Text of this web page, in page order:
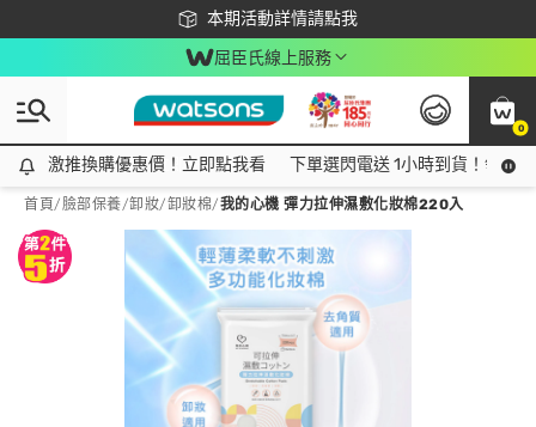
本期活動詳情請點我
下載app最高回饋$350
屈臣氏線上服務
0
激推換購優惠價！立即點我看
激推換購優惠價！立即點我看 下單選閃電送 1小時到貨！領神
首頁/臉部保養/卸妝/卸妝棉/我的心機 彈力拉伸濕敷化妝棉220入